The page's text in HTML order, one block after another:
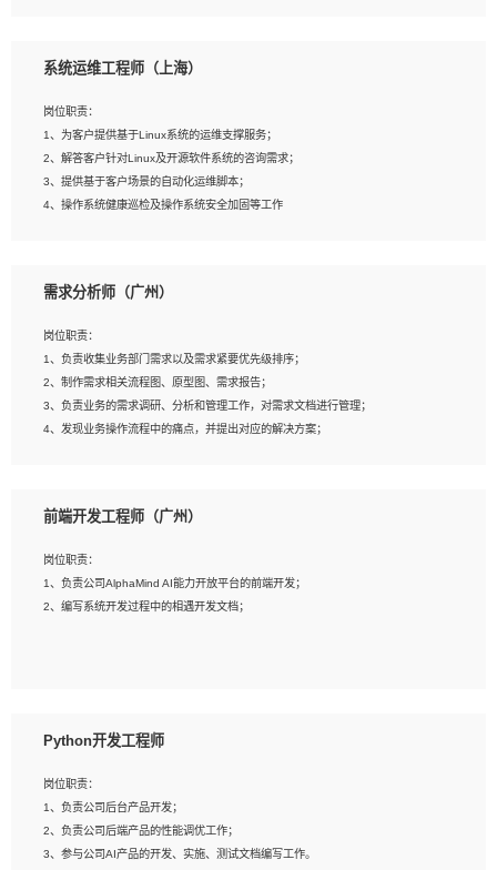
2、熟练使用After Effect、Photo Shop、熟练掌握视频剪辑和特效包装软件；
4、在剪辑上会思考，有一定编导思维；
5、踏实， 勤奋，愿意在工作中不断学习，提高自我；
6、能与同事友好相处。
系统运维工程师（上海）
岗位职责：
1、为客户提供基于Linux系统的运维支撑服务；
2、解答客户针对Linux及开源软件系统的咨询需求；
3、提供基于客户场景的自动化运维脚本；
4、操作系统健康巡检及操作系统安全加固等工作
1、全日制本科计算机相关专业毕业，3年以上相关工作经验；
3、熟练使用脚本语言，shell/python任一种，熟练使用Ansible
4、熟悉linux常见服务、中间件的基本原理、部署以及故障处理，如：Mysql、
Apache、Nginx、Zabbix、Kafka等
5、熟悉主流虚拟化技术，如：VMware、KVM
6、具备网络方面的基础知识，熟悉常见的网络协议，如TCP/IP，转发原理，路由优
8、有良好的文档编写能力和沟通能力，有RHCE证书优先
需求分析师（广州）
岗位职责：
1、负责收集业务部门需求以及需求紧要优先级排序；
2、制作需求相关流程图、原型图、需求报告；
3、负责业务的需求调研、分析和管理工作，对需求文档进行管理；
4、发现业务操作流程中的痛点，并提出对应的解决方案；
岗位要求：
2、熟悉产品及需求规划工具，如:Axure、Xmind、MS Project等；
3、具备良好的交流协调能力，有较强的责任感、工作积极主动；
4、有较强的系统需求分析、文档编写能力、沟通能力；
前端开发工程师（广州）
岗位职责：
1、负责公司AlphaMind AI能力开放平台的前端开发；
2、编写系统开发过程中的相遇开发文档；
3、熟悉react/vue/angular任何一种前端框架，熟悉react优先；
5、善于沟通，具有团队意识；
Python开发工程师
岗位职责：
1、负责公司后台产品开发；
2、负责公司后端产品的性能调优工作；
3、参与公司AI产品的开发、实施、测试文档编写工作。